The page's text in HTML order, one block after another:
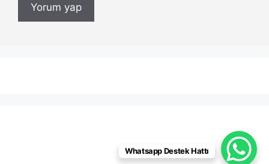
Whatsapp Destek Hattı